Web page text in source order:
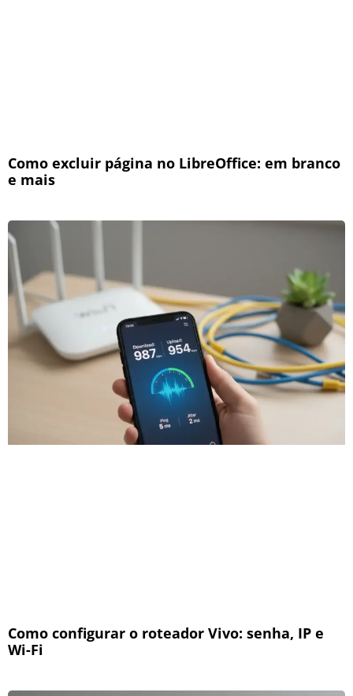
Como excluir página no LibreOffice: em branco
e mais
Como configurar o roteador Vivo: senha, IP e
Wi-Fi